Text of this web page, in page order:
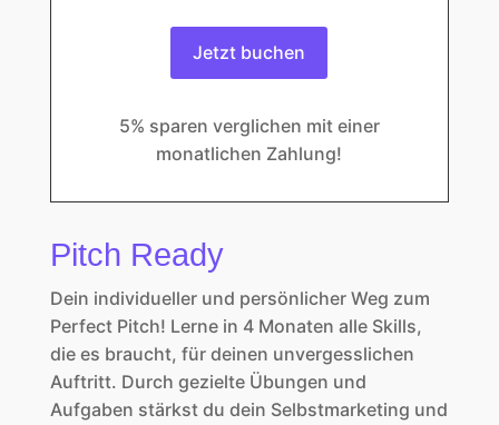
Jetzt buchen
5% sparen verglichen mit einer
monatlichen Zahlung!
Pitch Ready
Dein individueller und persönlicher Weg zum
Perfect Pitch! Lerne in 4 Monaten alle Skills,
die es braucht, für deinen unvergesslichen
Auftritt. Durch gezielte Übungen und
Aufgaben stärkst du dein Selbstmarketing und